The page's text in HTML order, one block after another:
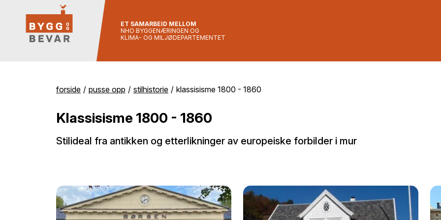
ET SAMARBEID MELLOM
NHO BYGGENÆRINGEN OG
KLIMA- OG MILJØDEPARTEMENTET
forside pusse opp stilhistorie klassisisme 1800 - 1860
Klassisisme 1800 - 1860
Stilideal fra antikken og etterlikninger av europeiske forbilder i mur